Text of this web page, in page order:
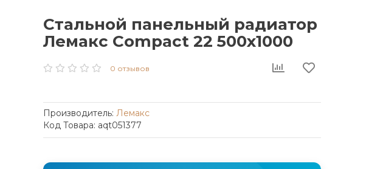
Стальной панельный радиатор
Лемакс Compact 22 500x1000
0 отзывов
Производитель: Лемакс
Код Товара: aqt051377